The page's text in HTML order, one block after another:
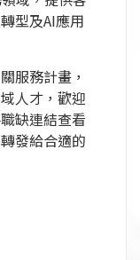
型及AI應用
服務計畫，
人才，歡迎
缺連結查看
發給合適的